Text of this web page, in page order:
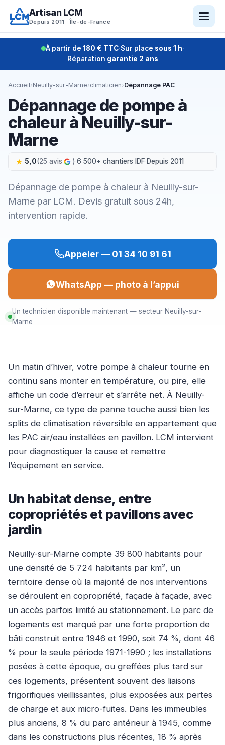
contenu
Artisan LCM
Depuis 2011 · Île-de-France
À partir de 180 € TTC·Sur place sous 1 h·
Réparation garantie 2 ans
Accueil›Neuilly-sur-Marne›climaticien›Dépannage PAC
Dépannage de pompe à
chaleur à Neuilly-sur-
Marne
5,0(25 avis )·6 500+ chantiers IDF·Depuis 2011
Dépannage de pompe à chaleur à Neuilly-sur-
Marne par LCM. Devis gratuit sous 24h,
intervention rapide.
Appeler — 01 34 10 91 61
WhatsApp — photo à l’appui
Un technicien disponible maintenant — secteur Neuilly-sur-
Marne
Un matin d’hiver, votre pompe à chaleur tourne en
continu sans monter en température, ou pire, elle
affiche un code d’erreur et s’arrête net. À Neuilly-
sur-Marne, ce type de panne touche aussi bien les
splits de climatisation réversible en appartement que
les PAC air/eau installées en pavillon. LCM intervient
pour diagnostiquer la cause et remettre
l’équipement en service.
Un habitat dense, entre
copropriétés et pavillons avec
jardin
Neuilly-sur-Marne compte 39 800 habitants pour
une densité de 5 724 habitants par km², un
territoire dense où la majorité de nos interventions
se déroulent en copropriété, façade à façade, avec
un accès parfois limité au stationnement. Le parc de
logements est marqué par une forte proportion de
bâti construit entre 1946 et 1990, soit 74 %, dont 46
% pour la seule période 1971-1990 ; les installations
posées à cette époque, ou greffées plus tard sur
ces logements, présentent souvent des liaisons
frigorifiques vieillissantes, plus exposées aux pertes
de charge et aux micro-fuites. Dans les immeubles
plus anciens, 8 % du parc antérieur à 1945, comme
dans les constructions plus récentes, 18 % après